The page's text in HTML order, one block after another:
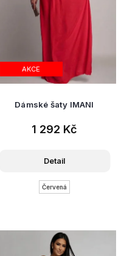
AKCE
Dámské šaty IMANI
1 292 Kč
Detail
Červená